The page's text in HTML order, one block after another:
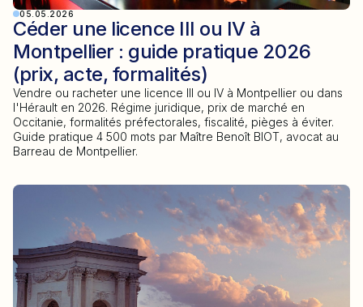
05.05.2026
Céder une licence III ou IV à
Montpellier : guide pratique 2026
(prix, acte, formalités)
Vendre ou racheter une licence III ou IV à Montpellier ou dans
l'Hérault en 2026. Régime juridique, prix de marché en
Occitanie, formalités préfectorales, fiscalité, pièges à éviter.
Guide pratique 4 500 mots par Maître Benoît BIOT, avocat au
Barreau de Montpellier.